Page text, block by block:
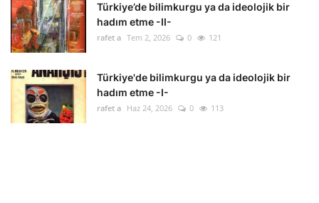
Türkiye’de bilimkurgu ya da ideolojik bir
hadım etme -II-
rafet a Tem 2, 2026 0 121
Türkiye'de bilimkurgu ya da ideolojik bir
hadım etme -I-
rafet a Haz 24, 2026 0 113